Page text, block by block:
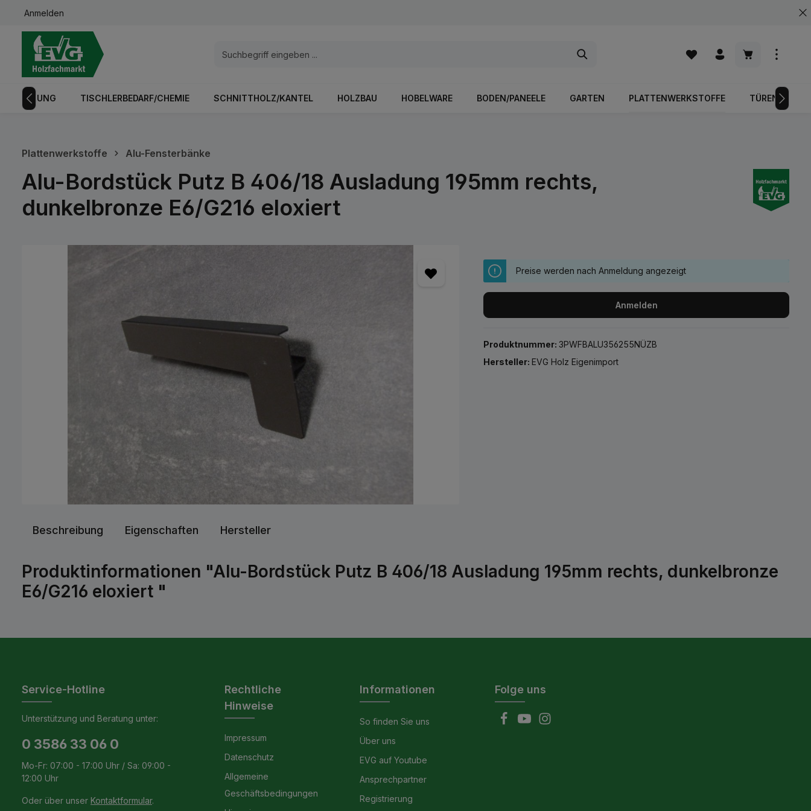
Zur Hauptnavigation springen
Anmelden
Warenkorb
TISCHLERBEDARF/CHEMIE SCHNITTHOLZ/KANTEL HOLZBAU HOBELWARE BODEN/PANEELE GARTEN PLATTENWERKSTOFFE TÜREN
Plattenwerkstoffe Alu-Fensterbänke
Alu-Bordstück Putz B 406/18 Ausladung 195mm rechts,
dunkelbronze E6/G216 eloxiert
Preise werden nach Anmeldung angezeigt
Anmelden
Produktnummer:3PWFBALU356255NÜZB
Hersteller:EVG Holz Eigenimport
Beschreibung Eigenschaften Hersteller
Produktinformationen "Alu-Bordstück Putz B 406/18 Ausladung 195mm rechts, dunkelbronze
E6/G216 eloxiert "
Service-Hotline
Unterstützung und Beratung unter:
0 3586 33 06 0
Mo-Fr: 07:00 - 17:00 Uhr / Sa: 09:00 -
12:00 Uhr
Oder über unser Kontaktformular.
Rechtliche
Hinweise
Impressum
Datenschutz
Allgemeine
Geschäftsbedingungen
Informationen
So finden Sie uns
Über uns
EVG auf Youtube
Ansprechpartner
Registrierung
Folge uns